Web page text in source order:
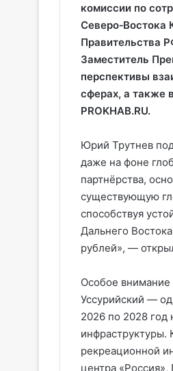
комиссии по
Северо‑Востока
Правительства
Заместитель
перспективы
сферах, а также
PROKHAB.RU.
Юрий Трутнев
даже на фоне
партнёрства,
существующую
способствуя
Дальнего
рублей», —
Особое внимание
Уссурийский —
2026 по 2028 год
инфраструктуры.
рекреационной
центра